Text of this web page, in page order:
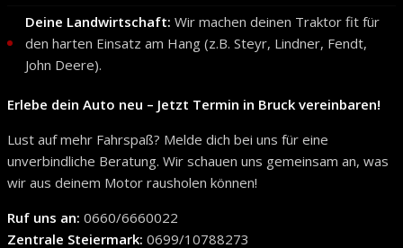
Deine Landwirtschaft: Wir machen deinen Traktor fit für
den harten Einsatz am Hang (z.B. Steyr, Lindner, Fendt,
John Deere).
Erlebe dein Auto neu – Jetzt Termin in Bruck vereinbaren!
Lust auf mehr Fahrspaß? Melde dich bei uns für eine
unverbindliche Beratung. Wir schauen uns gemeinsam an, was
wir aus deinem Motor rausholen können!
Ruf uns an: 0660/6660022
Zentrale Steiermark: 0699/10788273